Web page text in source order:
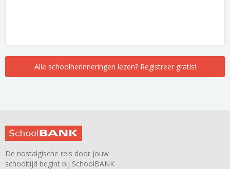
Alle schoolherinneringen lezen? Registreer gratis!
De nostalgische reis door jouw
schooltijd begint bij SchoolBANK